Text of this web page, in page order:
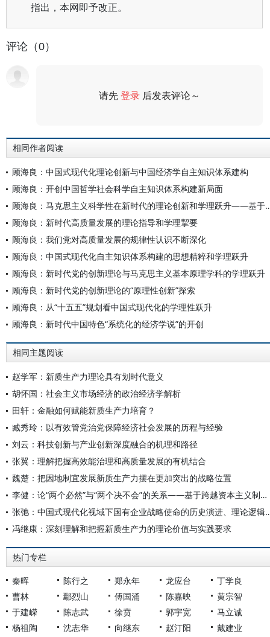
指出，本网即予改正。
评论（0）
请先登录 后发表评论～
相同作者阅读
顾海良：中国式现代化理论创新与中国经济学自主知识体系建构
顾海良：开创中国哲学社会科学自主知识体系构建新局面
顾海良：马克思主义科学性在新时代的
顾海良：新时代高质量发展的理论指导和学理挈要
顾海良：我们党对高质量发展的规律性认识不断深化
顾海良：中国式现代化自主知识体系构建的思想精粹和学理跃升
顾海良：新时代党的创新理论与马克思主义基本原理学科的学理跃升
顾海良：新时代党的创新理论的“原理性创新”探索
顾海良：从“十五五”规划看中国式现代化的学理性跃升
顾海良：新时代中国特色“系统化的经济学说”的开创
相同主题阅读
赵学军：新质生产力理论具有划时代意义
胡怀国：社会主义市场经济的政治经济学解析
田轩：金融如何赋能新质生产力培育？
臧秀玲：以有效管党治党保障经济社会发展的历程与经验
刘云：科技创新与产业创新深度融合的机理和路径
张翼：理解把握高效能治理和高质量发展的有机结合
魏楚：把因地制宜发展新质生产力摆在更加突出的战略位置
李健：论“两个必然”与“两个决不会”的关系——基于跨越资本主义制度“卡夫丁峡谷”设想的反思
张弛：中国式现代化视域下国有
冯继康：深刻理解和把握新质生产力的理论价值与实践要求
热门专栏
秦晖 陈行之 郑永年 龙应台
丁学良
曹林
鄢烈山 傅国涌 陈嘉映
黄宗智
于建嵘
陈志武 徐贲 郭宇宽
马立诚
杨祖陶
沈志华 向继东 赵汀阳 戴建业